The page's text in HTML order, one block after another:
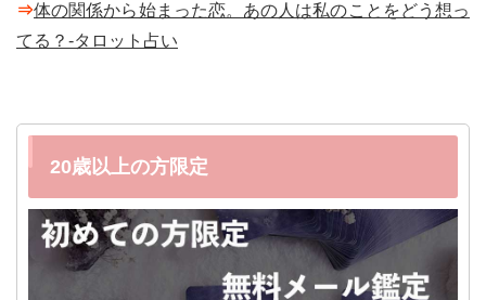
⇒体の関係から始まった恋。あの人は私のことをどう想っ
てる？-タロット占い
20歳以上の方限定